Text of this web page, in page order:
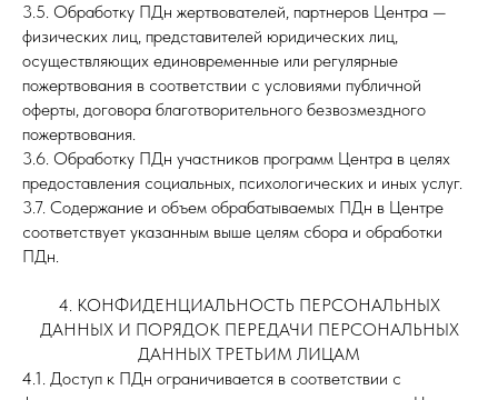
3.5. Обработку ПДн жертвователей, партнеров Центра —
физических лиц, представителей юридических лиц,
осуществляющих единовременные или регулярные
пожертвования в соответствии с условиями публичной
оферты, договора благотворительного безвозмездного
пожертвования.
3.6. Обработку ПДн участников программ Центра в целях
предоставления социальных, психологических и иных услуг.
3.7. Содержание и объем обрабатываемых ПДн в Центре
соответствует указанным выше целям сбора и обработки
ПДн.
4. КОНФИДЕНЦИАЛЬНОСТЬ ПЕРСОНАЛЬНЫХ
ДАННЫХ И ПОРЯДОК ПЕРЕДАЧИ ПЕРСОНАЛЬНЫХ
ДАННЫХ ТРЕТЬИМ ЛИЦАМ
4.1. Доступ к ПДн ограничивается в соответствии с